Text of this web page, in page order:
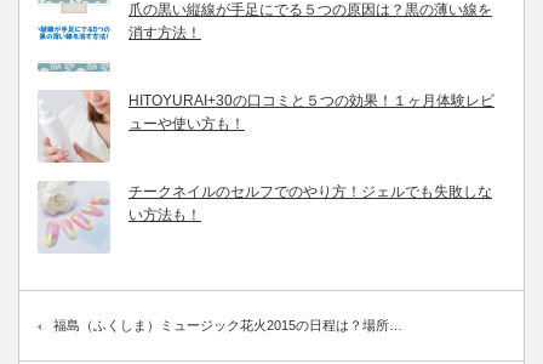
爪の黒い縦線が手足にでる５つの原因は？黒の薄い線を
消す方法！
HITOYURAI+30の口コミと５つの効果！１ヶ月体験レビ
ューや使い方も！
チークネイルのセルフでのやり方！ジェルでも失敗しな
い方法も！
福島（ふくしま）ミュージック花火2015の日程は？場所…